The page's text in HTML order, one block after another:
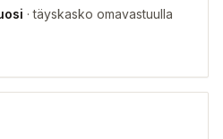
· täyskasko omavastuulla